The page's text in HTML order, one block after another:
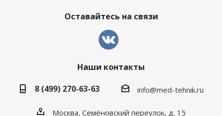
Оставайтесь на связи
Наши контакты
8 (499) 270-63-63
info@med-tehnik.ru
Москва, Семёновский переулок, д. 15